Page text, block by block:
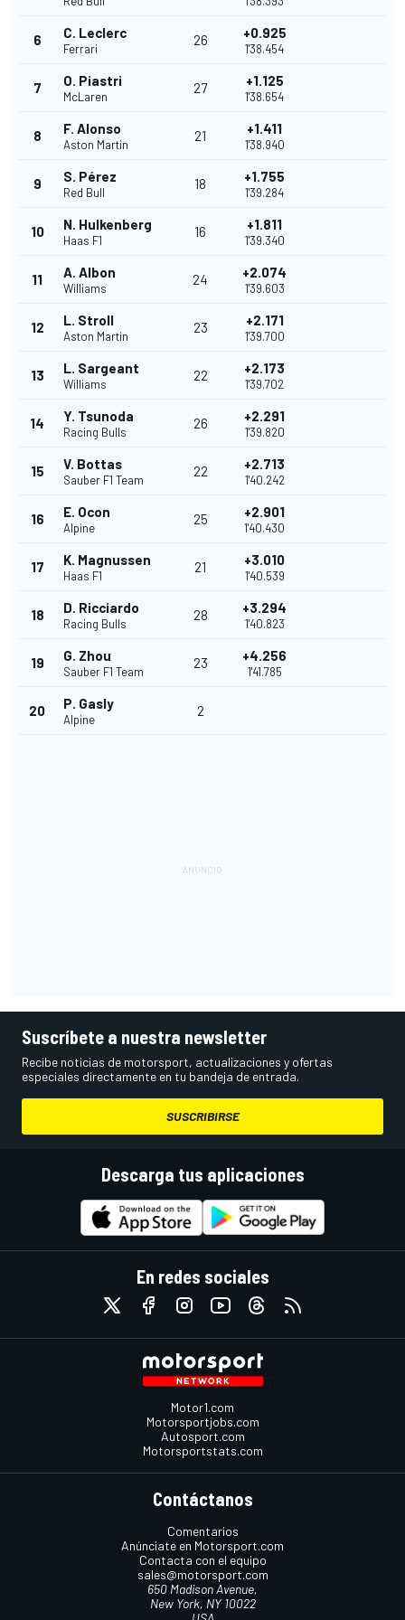
6 C. Leclerc
Ferrari
26 +0.925
1'38.454
7 O. Piastri
McLaren
27 +1.125
1'38.654
8 F. Alonso
Aston Martin
21 +1.411
1'38.940
9 S. Pérez
Red Bull
18 +1.755
1'39.284
10 N. Hulkenberg
Haas F1
16 +1.811
1'39.340
11 A. Albon
Williams
24 +2.074
1'39.603
12 L. Stroll
Aston Martin
23 +2.171
1'39.700
13 L. Sargeant
Williams
22 +2.173
1'39.702
14 Y. Tsunoda
Racing Bulls
26 +2.291
1'39.820
15 V. Bottas
Sauber F1 Team
22 +2.713
1'40.242
16 E. Ocon
Alpine
25 +2.901
1'40.430
17 K. Magnussen
Haas F1
21 +3.010
1'40.539
18 D. Ricciardo
Racing Bulls
28 +3.294
1'40.823
19 G. Zhou
Sauber F1 Team
23 +4.256
1'41.785
20 P. Gasly
Alpine
2
Suscríbete a nuestra newsletter
Recibe noticias de motorsport, actualizaciones y ofertas
especiales directamente en tu bandeja de entrada.
SUSCRIBIRSE
Descarga tus aplicaciones
En redes sociales
Motor1.com
Motorsportjobs.com
Autosport.com
Motorsportstats.com
Contáctanos
Comentarios
Anúnciate en Motorsport.com
Contacta con el equipo
sales@motorsport.com
650 Madison Avenue,
New York, NY 10022